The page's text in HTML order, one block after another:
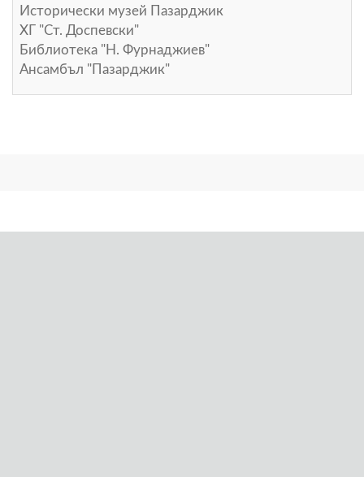
Исторически музей Пазарджик
ХГ "Ст. Доспевски"
Библиотека "Н. Фурнаджиев"
Ансамбъл "Пазарджик"